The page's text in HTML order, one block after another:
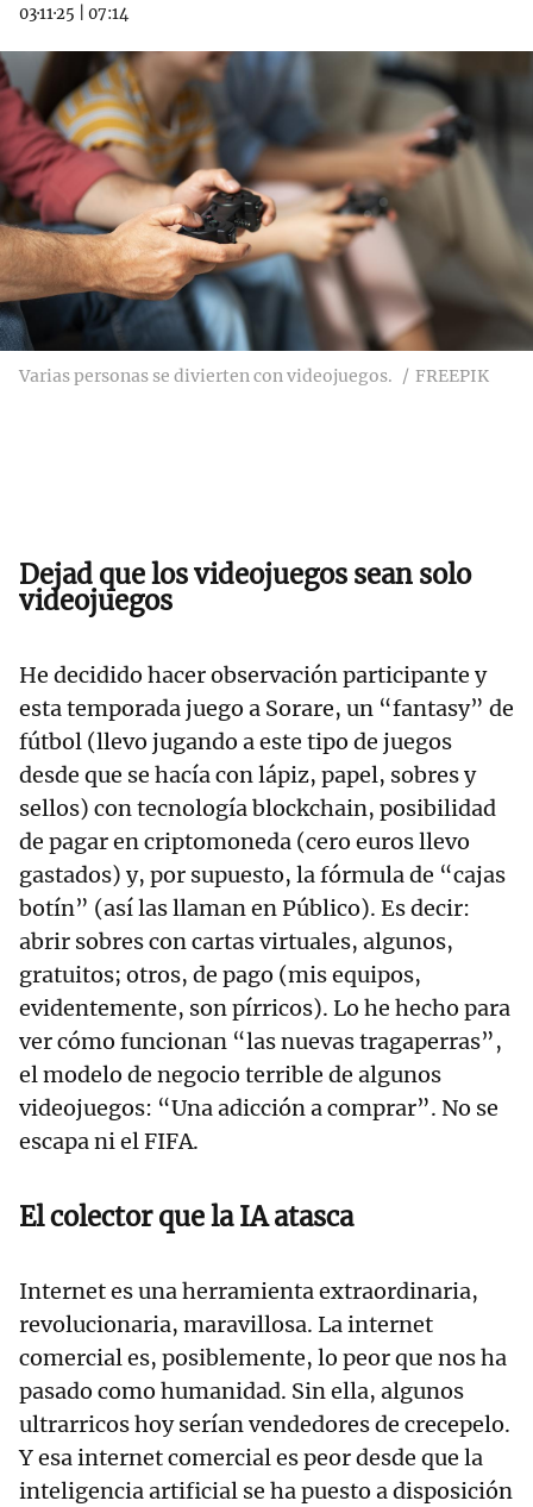
03·11·25
07:14
Varias personas se divierten con videojuegos. FREEPIK
Dejad que los videojuegos sean solo
videojuegos
He decidido hacer observación participante y
esta temporada juego a Sorare, un “fantasy” de
fútbol (llevo jugando a este tipo de juegos
desde que se hacía con lápiz, papel, sobres y
sellos) con tecnología blockchain, posibilidad
de pagar en criptomoneda (cero euros llevo
gastados) y, por supuesto, la fórmula de “cajas
botín” (así las llaman en Público). Es decir:
abrir sobres con cartas virtuales, algunos,
gratuitos; otros, de pago (mis equipos,
evidentemente, son pírricos). Lo he hecho para
ver cómo funcionan “las nuevas tragaperras”,
el modelo de negocio terrible de algunos
videojuegos: “Una adicción a comprar”. No se
escapa ni el FIFA.
El colector que la IA atasca
Internet es una herramienta extraordinaria,
revolucionaria, maravillosa. La internet
comercial es, posiblemente, lo peor que nos ha
pasado como humanidad. Sin ella, algunos
ultrarricos hoy serían vendedores de crecepelo.
Y esa internet comercial es peor desde que la
inteligencia artificial se ha puesto a disposición